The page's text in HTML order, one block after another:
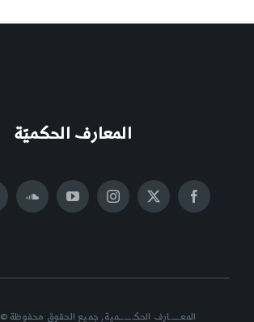
المعارف الحكميّة
المعــــــارف الحكــــــــمية, جميع الحقوق محفوظة © 2026- 2012